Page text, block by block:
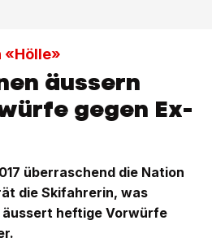
«Hölle»
äussern
gegen Ex-
überraschend die Nation
die Skifahrerin, was
heftige Vorwürfe